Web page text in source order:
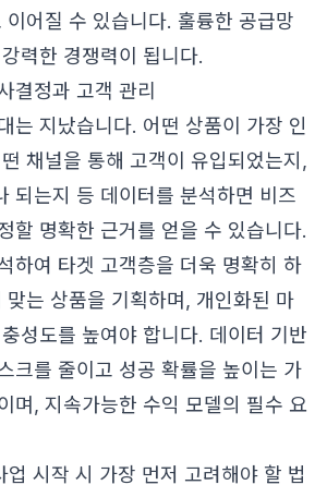
이어질 수 있습니다. 훌륭한 공급망
력한 경쟁력이 됩니다.
결정과 고객 관리
는 지났습니다. 어떤 상품이 가장 인
채널을 통해 고객이 유입되었는지,
되는지 등 데이터를 분석하면 비즈
할 명확한 근거를 얻을 수 있습니다.
하여 타겟 고객층을 더욱 명확히 하
맞는 상품을 기획하며, 개인화된 마
성도를 높여야 합니다. 데이터 기반
크를 줄이고 성공 확률을 높이는 가
며, 지속가능한 수익 모델의 필수 요
업 시작 시 가장 먼저 고려해야 할 법